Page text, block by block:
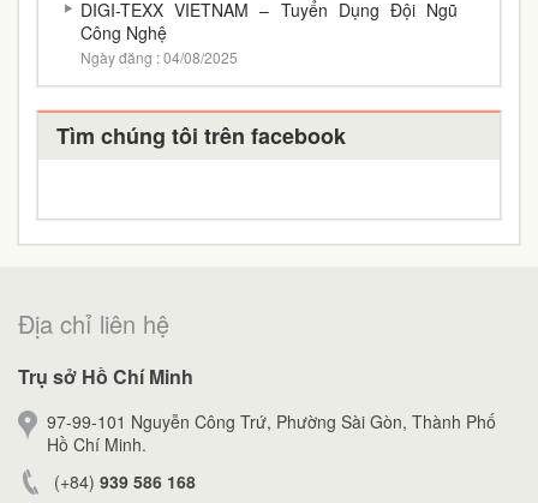
DIGI-TEXX VIETNAM – Tuyển Dụng Đội Ngũ
Công Nghệ
Ngày đăng : 04/08/2025
Tìm chúng tôi trên facebook
Địa chỉ liên hệ
Trụ sở Hồ Chí Minh
97-99-101 Nguyễn Công Trứ, Phường Sài Gòn, Thành Phố
Hồ Chí Minh.
(+84) 939 586 168